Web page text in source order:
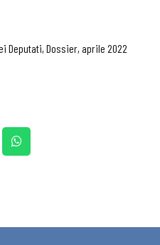
Deputati, Dossier, aprile 2022